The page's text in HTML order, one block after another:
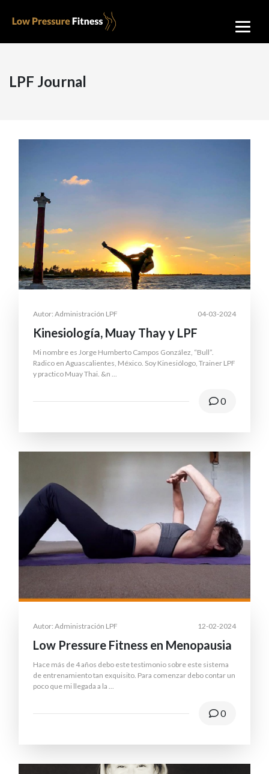
LPF Journal
Autor: Administración LPF 04-03-2024
Kinesiología, Muay Thay y LPF
Mi nombre es Jorge Humberto Campos González, “Bull”.
Radico en Aguascalientes, México. Soy Kinesiólogo, Trainer LPF
y practico Muay Thai. &n ...
0
Autor: Administración LPF 12-02-2024
Low Pressure Fitness en Menopausia
Hace más de 4 años debo este testimonio sobre este sistema
de entrenamiento tan exquisito. Para comenzar debo contar un
poco que mi llegada a la ...
0